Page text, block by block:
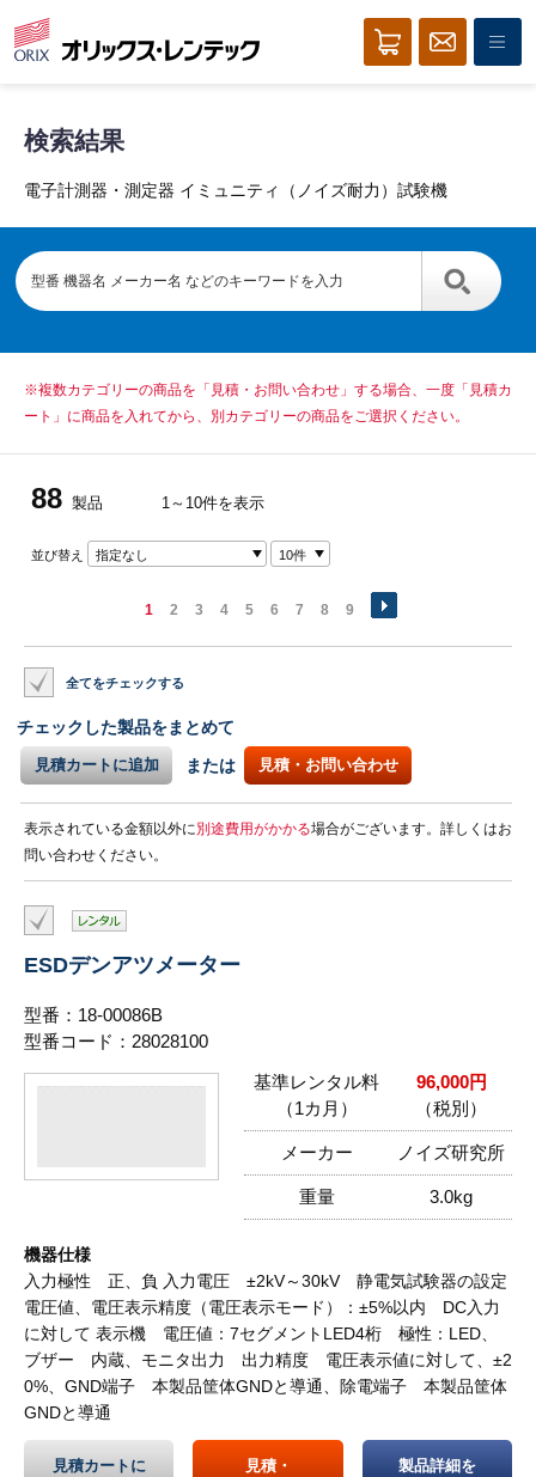
検索結果
電子計測器・測定器 イミュニティ（ノイズ耐力）試験機
※複数カテゴリーの商品を「見積・お問い合わせ」する場合、一度「見積カ
ート」に商品を入れてから、別カテゴリーの商品をご選択ください。
88 製品 1～10件を表示
並び替え 指定なし 10件
1 2 3 4 5 6 7 8 9
全てをチェックする
チェックした製品をまとめて
見積カートに追加 または 見積・お問い合わせ
表示されている金額以外に別途費用がかかる場合がございます。詳しくはお
問い合わせください。
ESDデンアツメーター
型番：18-00086B
型番コード：28028100
基準レンタル料
（1カ月）
96,000円
（税別）
メーカー ノイズ研究所
重量 3.0kg
機器仕様
入力極性 正、負 入力電圧 ±2kV～30kV 静電気試験器の設定
電圧値、電圧表示精度（電圧表示モード）：±5%以内 DC入力
に対して 表示機 電圧値：7セグメントLED4桁 極性：LED、
ブザー 内蔵、モニタ出力 出力精度 電圧表示値に対して、±2
0%、GND端子 本製品筐体GNDと導通、除電端子 本製品筐体
GNDと導通
見積カートに
見積・
製品詳細を